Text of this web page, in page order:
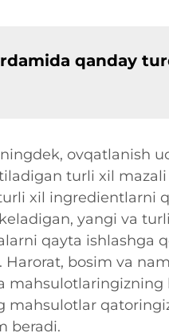
qanday
ovqatlanish
turli xil
xil ingredientlarni
yangi va
qayta ishlashga
bosim va
mahsulotlar
beradi.